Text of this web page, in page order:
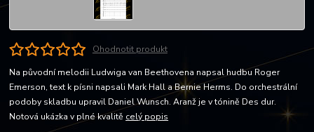
Ohodnotit produkt
Na původní melodii Ludwiga van Beethovena napsal hudbu Roger
Emerson, text k písni napsali Mark Hall a Bernie Herms. Do orchestrální
podoby skladbu upravil Daniel Wunsch. Aranž je v tónině Des dur.
Notová ukázka v plné kvalitě celý popis